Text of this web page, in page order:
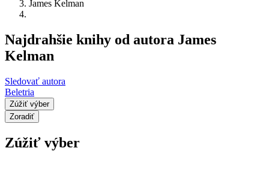
James Kelman
Najdrahšie knihy od autora James
Kelman
Sledovať autora
Beletria
Zúžiť výber
Zoradiť
Zúžiť výber